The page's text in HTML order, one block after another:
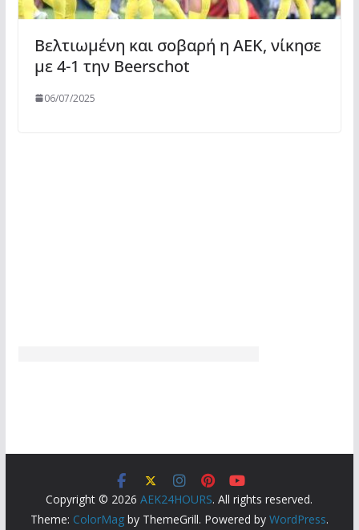
Βελτιωμένη και σοβαρή η ΑΕΚ, νίκησε
με 4-1 την Beerschot
06/07/2025
Copyright © 2026AEK24HOURS. All rights reserved.
Theme: ColorMagby ThemeGrill. Powered by WordPress.